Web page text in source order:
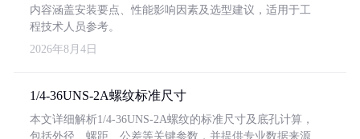
内容涵盖安装要点、性能影响因素及选型建议，适用于工
程技术人员参考。
2026年8月4日
1/4-36UNS-2A螺纹标准尺寸
本文详细解析1/4-36UNS-2A螺纹的标准尺寸及底孔计算，
包括外径、螺距、公差等关键参数，并提供专业数据来源